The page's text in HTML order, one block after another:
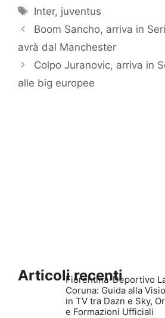
Tag
Inter, juventus
Boom Sancho, arriva in
avrà dal Manchester
Colpo Juranovic, arriva in
alle big europee
Articoli recenti
Fiorentina-Deportivo
Coruna: Guida alla
in TV tra Dazn e Sky,
e Formazioni Ufficiali